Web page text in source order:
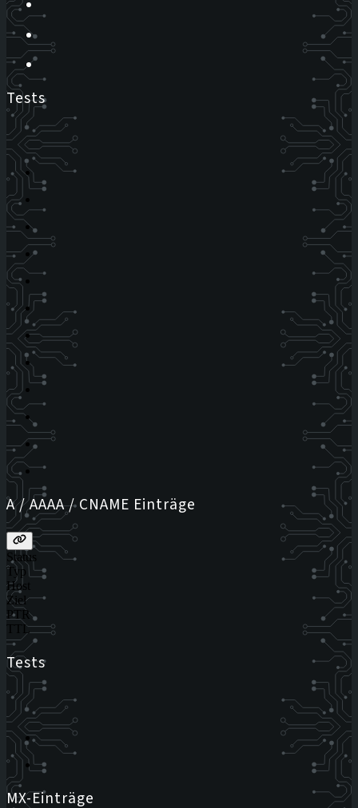
Tests
A / AAAA / CNAME Einträge
Status
Typ
Host
Ziel
PTR
TTL
Tests
MX-Einträge